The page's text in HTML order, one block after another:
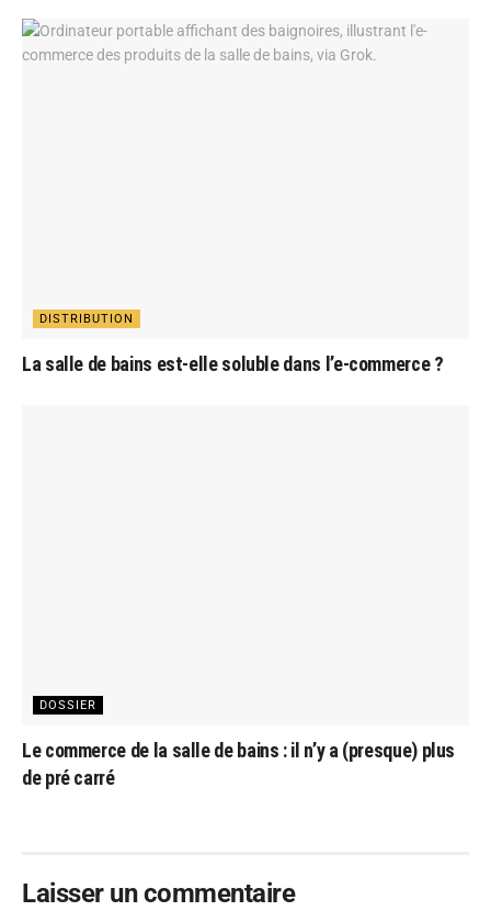
DISTRIBUTION
La salle de bains est-elle soluble dans l’e-commerce ?
DOSSIER
Le commerce de la salle de bains : il n’y a (presque) plus
de pré carré
Laisser un commentaire